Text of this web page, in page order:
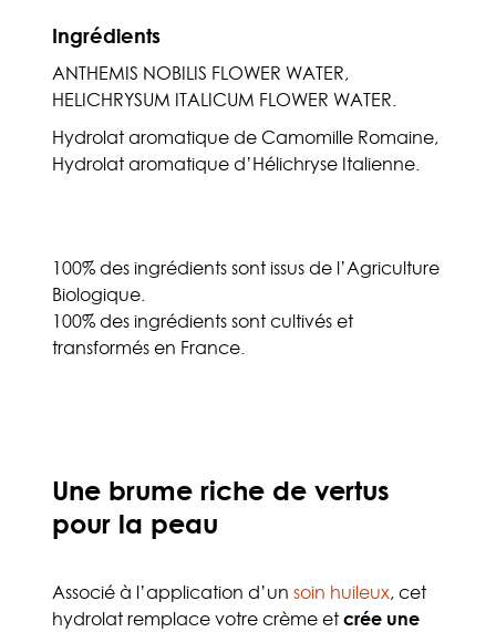
Ingrédients
ANTHEMIS NOBILIS FLOWER WATER,
HELICHRYSUM ITALICUM FLOWER WATER.
Hydrolat aromatique de Camomille Romaine,
Hydrolat aromatique d’Hélichryse Italienne.
100% des ingrédients sont issus de l’Agriculture
Biologique.
100% des ingrédients sont cultivés et
transformés en France.
Une brume riche de vertus
pour la peau
Associé à l’application d’un soin huileux, cet
hydrolat remplace votre crème et crée une